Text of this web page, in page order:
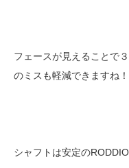
フェースが見えることで
のミスも軽減できますね！
シャフトは安定の